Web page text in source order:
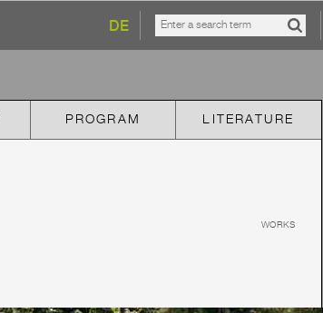
DE
PROGRAM LITERATURE
WORKS